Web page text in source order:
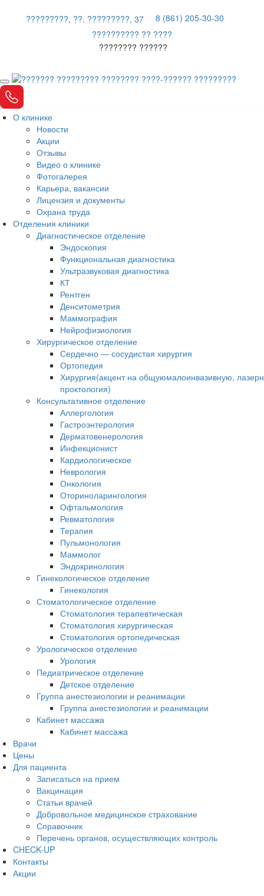
?????????, ??. ?????????, 37
8 (861) 205-30-30
?????????? ?? ????
???????? ??????
О клинике
Новости
Акции
Отзывы
Видео о клинике
Фотогалерея
Карьера, вакансии
Лицензия и документы
Охрана труда
Отделения клиники
Диагностическое отделение
Эндоскопия
Функциональная диагностика
Ультразвуковая диагностика
КТ
Рентген
Денситометрия
Маммография
Нейрофизиология
Хирургическое отделение
Сердечно — сосудистая хирургия
Ортопедия
Хирургия(акцент на общуюмалоинвазивную,
проктология)
Консультативное отделение
Аллергология
Гастроэнтерология
Дерматовенерология
Инфекционист
Кардиологическое
Неврология
Онкология
Оториноларингология
Офтальмология
Ревматология
Терапия
Пульмонология
Маммолог
Эндокринология
Гинекологическое отделение
Гинекология
Стоматологическое отделение
Стоматология терапевтическая
Стоматология хирургическая
Стоматология ортопедическая
Урологическое отделение
Урология
Педиатрическое отделение
Детское отделение
Группа анестезиологии и реанимации
Группа анестезиологии и реанимации
Кабинет массажа
Кабинет массажа
Врачи
Цены
Для пациента
Записаться на прием
Вакцинация
Статьи врачей
Добровольное медицинское страхование
Справочник
Перечень органов, осуществляющих контроль
CHECK-UP
Контакты
Акции